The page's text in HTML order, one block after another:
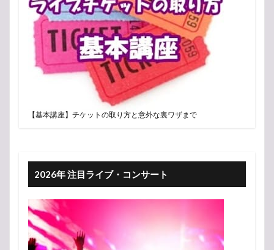
【基本講座】チケットの取り方と意外な裏ワザまで
2026年 注目ライブ・コンサート